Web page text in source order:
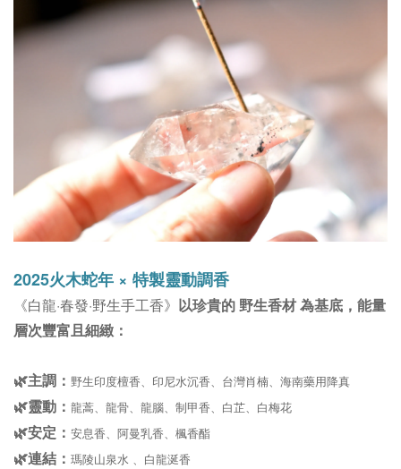
2025火木蛇年 × 特製靈動調香
《白龍·春發·野生手工香》 以珍貴的 野生香材 為基底，能量
層次豐富且細緻：
🌿主調： 野生印度檀香、印尼水沉香、台灣肖楠、海南藥用降真
🌿靈動： 龍蒿、龍骨、龍腦、制甲香、白芷、白梅花
🌿安定： 安息香、阿曼乳香、楓香酯
🌿連結： 瑪陵山泉水 、白龍涎香